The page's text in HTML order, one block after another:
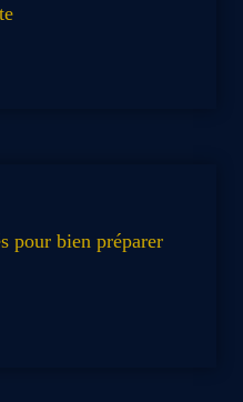
pour bien préparer